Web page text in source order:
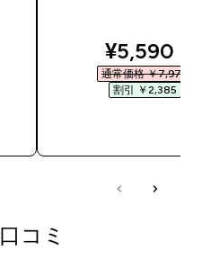
¥5,590‎
通常価格 ￥7,975‎
割引 ￥2,385‎
コミ